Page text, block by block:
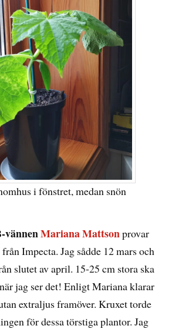
i fönstret, medan snön
vännenMariana Mattsonprovar
från Impecta. Jag sådde 12 mars och
slutet av april. 15-25 cm stora ska
jag ser det! Enligt Mariana klarar
extraljus framöver. Kruxet torde
för dessa törstiga plantor. Jag